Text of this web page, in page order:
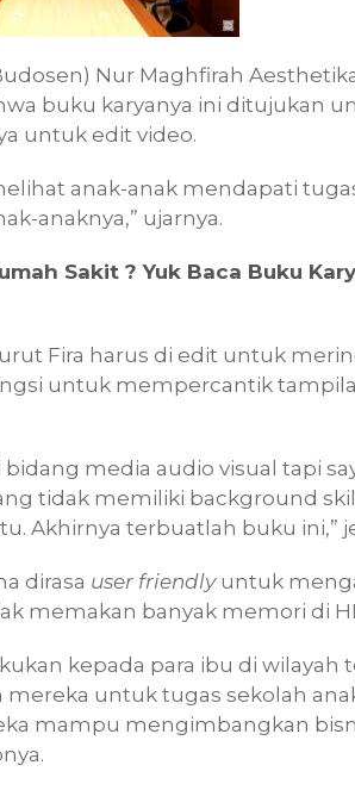
Nur Maghfirah
buku karyanya ini ditujukan
untuk edit video.
anak-anak mendapati
anaknya,” ujarnya.
Sakit ? Yuk Baca Buku
Fira harus di edit untuk
untuk mempercantik
media audio visual tapi
tidak memiliki background
Akhirnya terbuatlah buku ini,”
dirasa user friendlyuntuk
memakan banyak memori di
kepada para ibu di wilayah
untuk tugas sekolah
mampu mengimbangkan